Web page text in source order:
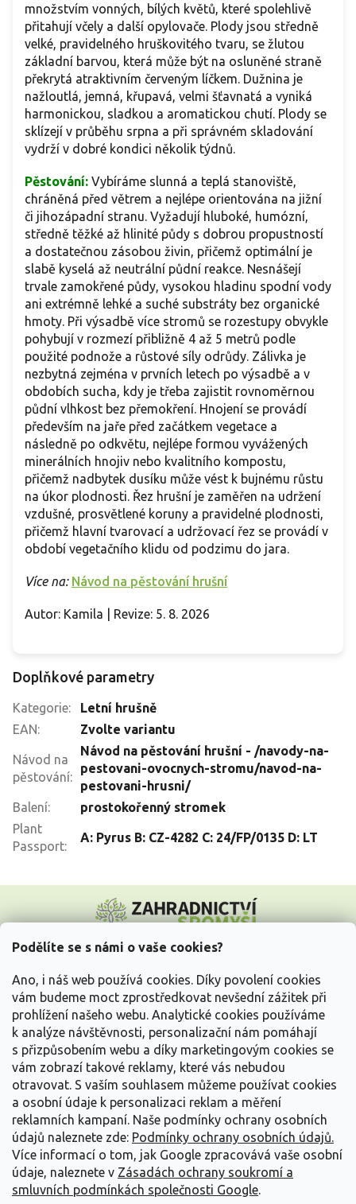
Podělíte se s námi o vaše cookies?
Ano, i náš web používá cookies. Díky povolení cookies
vám budeme moct zprostředkovat nevšední zážitek při
prohlížení našeho webu. Analytické cookies používáme
k analýze návštěvnosti, personalizační nám pomáhají
s přizpůsobením webu a díky marketingovým cookies se
vám zobrazí takové reklamy, které vás nebudou
otravovat. S vaším souhlasem můžeme používat cookies
a osobní údaje k personalizaci reklam a měření
reklamních kampaní. Naše podmínky ochrany osobních
údajů naleznete zde: Podmínky ochrany osobních údajů.
Více informací o tom, jak Google zpracovává vaše osobní
údaje, naleznete v Zásadách ochrany soukromí a
smluvních podmínkách společnosti Google.
množstvím vonných, bílých květů, které spolehlivě
přitahují včely a další opylovače. Plody jsou středně
velké, pravidelného hruškovitého tvaru, se žlutou
základní barvou, která může být na osluněné straně
překrytá atraktivním červeným líčkem. Dužnina je
nažloutlá, jemná, křupavá, velmi šťavnatá a vyniká
harmonickou, sladkou a aromatickou chutí. Plody se
sklízejí v průběhu srpna a při správném skladování
vydrží v dobré kondici několik týdnů.
Pěstování: Vybíráme slunná a teplá stanoviště,
chráněná před větrem a nejlépe orientována na jižní
či jihozápadní stranu. Vyžadují hluboké, humózní,
středně těžké až hlinité půdy s dobrou propustností
a dostatečnou zásobou živin, přičemž optimální je
slabě kyselá až neutrální půdní reakce. Nesnášejí
trvale zamokřené půdy, vysokou hladinu spodní vody
ani extrémně lehké a suché substráty bez organické
hmoty. Při výsadbě více stromů se rozestupy obvykle
pohybují v rozmezí přibližně 4 až 5 metrů podle
použité podnože a růstové síly odrůdy. Zálivka je
nezbytná zejména v prvních letech po výsadbě a v
obdobích sucha, kdy je třeba zajistit rovnoměrnou
půdní vlhkost bez přemokření. Hnojení se provádí
především na jaře před začátkem vegetace a
následně po odkvětu, nejlépe formou vyvážených
minerálních hnojiv nebo kvalitního kompostu,
přičemž nadbytek dusíku může vést k bujnému růstu
na úkor plodnosti. Řez hrušní je zaměřen na udržení
vzdušné, prosvětlené koruny a pravidelné plodnosti,
přičemž hlavní tvarovací a udržovací řez se provádí v
období vegetačního klidu od podzimu do jara.
Více na: Návod na pěstování hrušní
Autor: Kamila | Revize: 5. 8. 2026
Doplňkové parametry
Kategorie:
Letní hrušně
EAN: Zvolte variantu
Návod na
pěstování:
Návod na pěstování hrušní - /navody-na-
pestovani-ovocnych-stromu/navod-na-
pestovani-hrusni/
Balení:
prostokořenný stromek
Plant
Passport:
A: Pyrus B: CZ-4282 C: 24/FP/0135 D: LT
p
Vše o nákupu
Informace pro Vás
Kontakujte nás